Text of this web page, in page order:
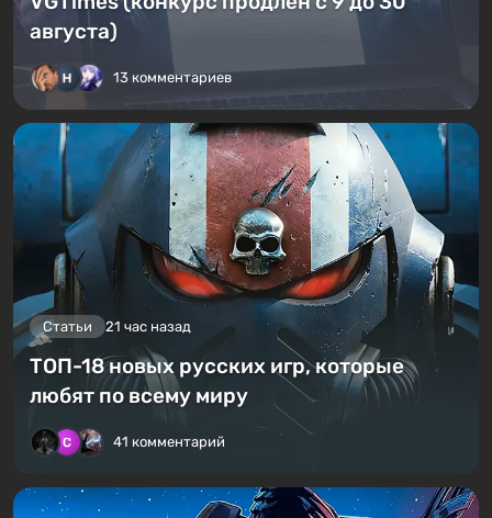
августа)
13 комментариев
Статьи 21 час назад
ТОП-18 новых русских игр, которые
любят по всему миру
41 комментарий